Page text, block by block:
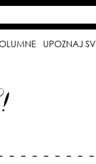
UPOZNAJ